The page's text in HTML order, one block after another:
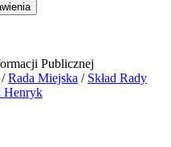
/Rada Miejska / Skład Rady
Henryk